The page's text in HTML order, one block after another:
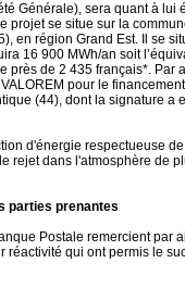
Générale), sera quant à lui
projet se situe sur la
en région Grand Est. Il se
16 900 MWh/an soit
près de 2 435 français*. Par
pour le
(44), dont la signature a
d'énergie respectueuse
rejet dans l'atmosphère de
parties prenantes
Postale remercient par
qui ont permis le